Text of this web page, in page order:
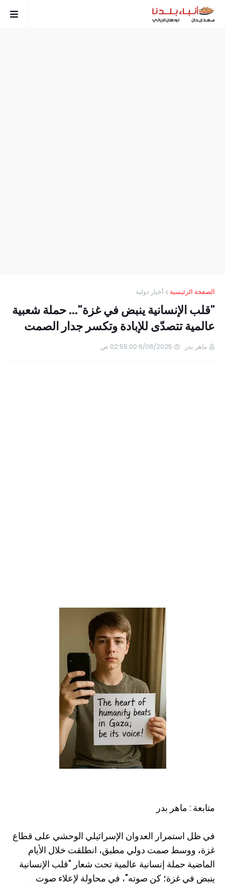
الصفحة الرئيسية أخبار دولية
"قلب الإنسانية ينبض في غزة"... حملة شعبية
عالمية تتصدّى للإبادة وتكسر جدار الصمت
ماهر بدر 6/08/2025 02:55:00 ص
متابعة : ماهر بدر
في ظل استمرار العدوان الإسرائيلي الوحشي على قطاع
غزة، ووسط صمت دولي مطبق، انطلقت خلال الأيام
الماضية حملة إنسانية عالمية تحت شعار "قلب الإنسانية
ينبض في غزة؛ كن صوته"، في محاولة لإعلاء صوت